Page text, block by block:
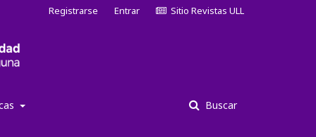
Buscar
Registrarse Entrar Sitio Revistas ULL